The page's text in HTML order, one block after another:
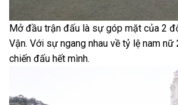
Mở đầu trận đấu là sự góp mặt của 2
Vận. Với sự ngang nhau về tỷ lệ nam
chiến đấu hết mình.